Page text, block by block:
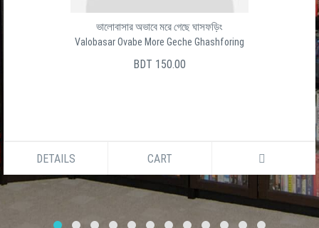
ভালোবাসার অভাবে মরে গেছে ঘাসফড়িং
Valobasar Ovabe More Geche Ghashforing
BDT 150.00
DETAILS CART